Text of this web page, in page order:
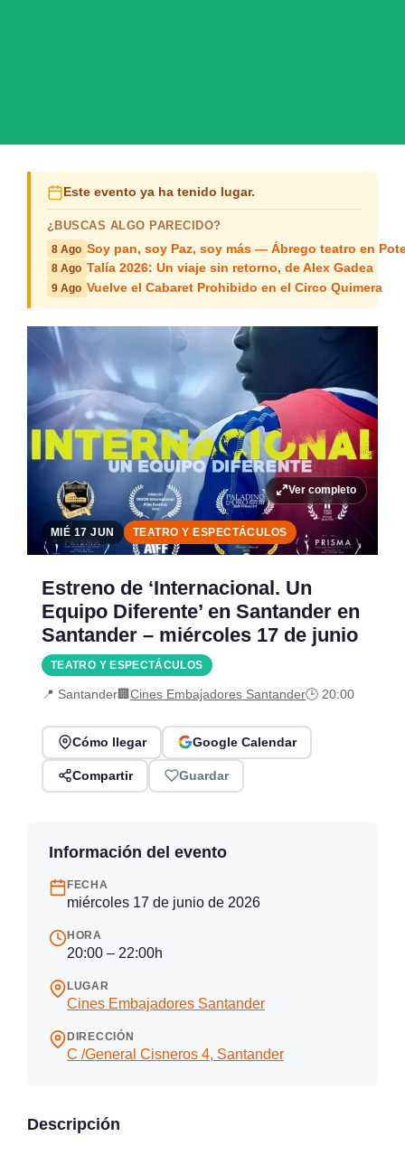
Este evento ya ha tenido lugar.
¿BUSCAS ALGO PARECIDO?
8 Ago Soy pan, soy Paz, soy más — Ábrego teatro en
8 Ago Talía 2026: Un viaje sin retorno, de Alex Gadea
9 Ago Vuelve el Cabaret Prohibido en el Circo Quimera
Ver completo
MIÉ 17 JUN TEATRO Y ESPECTÁCULOS
Estreno de ‘Internacional. Un
Equipo Diferente’ en Santander en
Santander – miércoles 17 de junio
TEATRO Y ESPECTÁCULOS
📍 Santander🏢Cines Embajadores Santander🕒 20:00
Cómo llegar Google Calendar
Compartir Guardar
Información del evento
FECHA
miércoles 17 de junio de 2026
HORA
20:00 – 22:00h
LUGAR
Cines Embajadores Santander
DIRECCIÓN
C /General Cisneros 4, Santander
Descripción